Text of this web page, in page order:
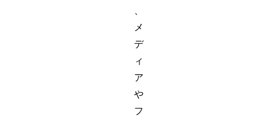
メ
デ
ィ
ア
や
フ